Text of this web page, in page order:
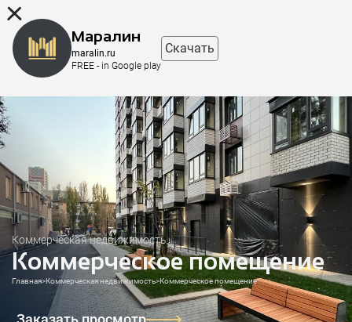
Коммерческая недвижимость
Коммерческое помещение
Главная>Коммерческая недвижимость>Коммерческое помещение
Маралин
maralin.ru
FREE - in Google play
Скачать